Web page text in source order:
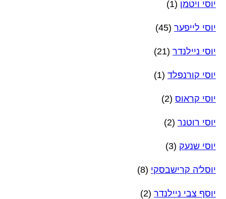
יוסי ויטמן (1)
יוסי לייפער (45)
יוסי ניילנדר (21)
יוסי קורנפלד (1)
יוסי קראוס (2)
יוסי רוטנר (2)
יוסי שנעק (3)
יוסל'ה קרישבסקי (8)
יוסף צבי ניילנדר (2)